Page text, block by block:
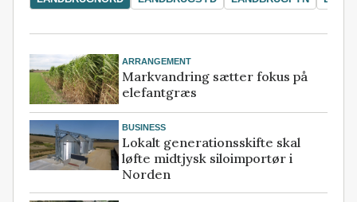
ARRANGEMENT
Markvandring sætter fokus på
elefantgræs
BUSINESS
Lokalt generationsskifte skal
løfte midtjysk siloimportør i
Norden